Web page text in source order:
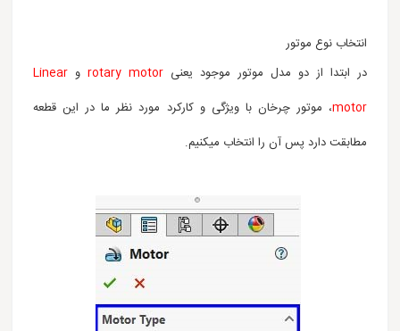
انتخاب نوع موتور
در ابتدا از دو مدل موتور موجود یعنی
و Linear
motor، موتور چرخان با ویژگی و کارکرد مورد نظر ما در این قطعه
مطابقت دارد پس آن را انتخاب می‎کنیم.